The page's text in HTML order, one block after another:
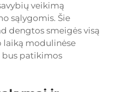
veikimą
sąlygomis. Šie
dengtos smeigės visą
modulinėse
bus patikimos